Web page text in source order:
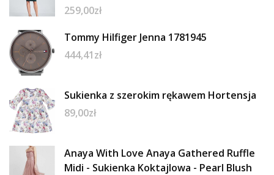
259,00zł
Tommy Hilfiger Jenna 1781945
444,41zł
Sukienka z szerokim rękawem Hortensja
89,00zł
Anaya With Love Anaya Gathered Ruffle
Midi - Sukienka Koktajlowa - Pearl Blush